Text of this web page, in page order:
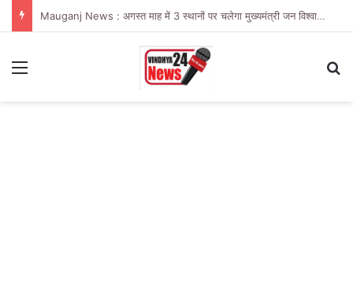
Mauganj News : अगस्त माह में 3 स्थानों पर चलेगा मुख्यमंत्री जन विश्वास अभियान
Menu